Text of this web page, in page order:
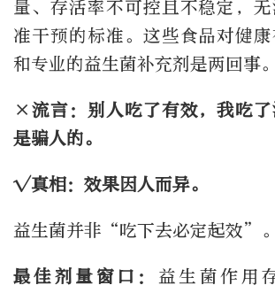
量、存活率不可控且不稳定，
准干预的标准。这些食品对健
和专业的益生菌补充剂是两回事。
×流言：别人吃了有效，我吃
是骗人的。
√真相：效果因人而异。
益生菌并非“吃下去必定起效”。
最佳剂量窗口： 益生菌作用